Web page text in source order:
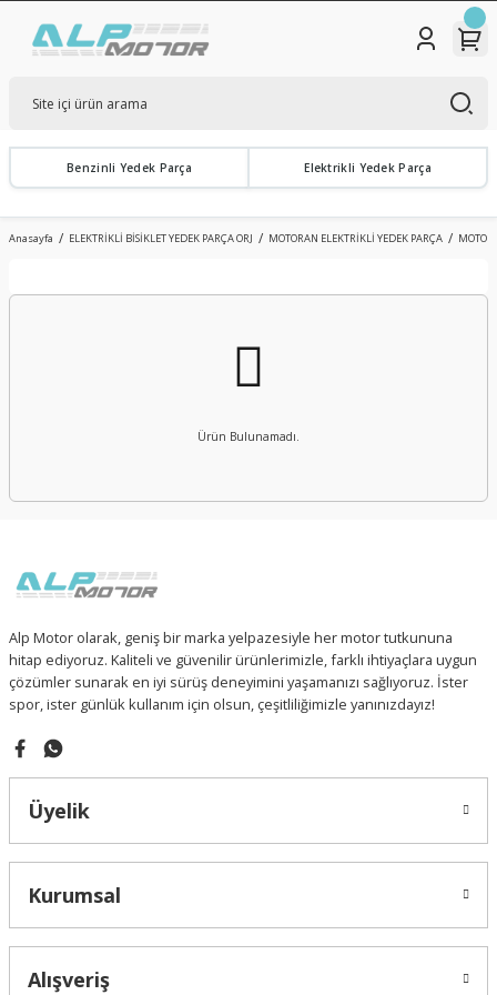
Benzinli Yedek Parça Elektrikli Yedek Parça
Anasayfa ELEKTRİKLİ BİSİKLET YEDEK PARÇA ORJ MOTORAN ELEKTRİKLİ YEDEK PARÇA
Ürün Bulunamadı.
Alp Motor olarak, geniş bir marka yelpazesiyle her motor tutkununa
hitap ediyoruz. Kaliteli ve güvenilir ürünlerimizle, farklı ihtiyaçlara uygun
çözümler sunarak en iyi sürüş deneyimini yaşamanızı sağlıyoruz. İster
spor, ister günlük kullanım için olsun, çeşitliliğimizle yanınızdayız!
Üyelik
Kurumsal
Alışveriş